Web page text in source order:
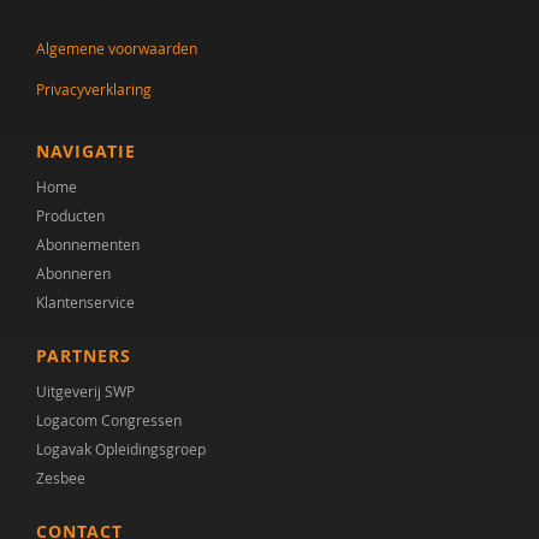
Claudine Dietz
Fabiana Engelsbel
Eveline van Geuns
Lieke Godschalk van Steenbergen
Lode Gouwke
Lode Gouwkens
Marian Hansen
Simone Hein
Chantal van den Helder
Cor Hoffer
Algemene voorwaarden
Privacyverklaring
NAVIGATIE
Home
Producten
Abonnementen
Abonneren
Klantenservice
PARTNERS
Uitgeverij SWP
Logacom Congressen
Logavak Opleidingsgroep
Zesbee
CONTACT